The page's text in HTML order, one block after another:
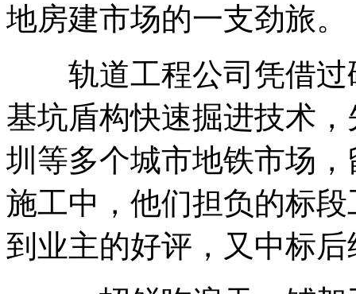
地房建市场的一支劲旅。
轨道工程公司凭借过
基坑盾构快速掘进技术
圳等多个城市地铁市场
施工中，他们担负的标
到业主的好评，又中标